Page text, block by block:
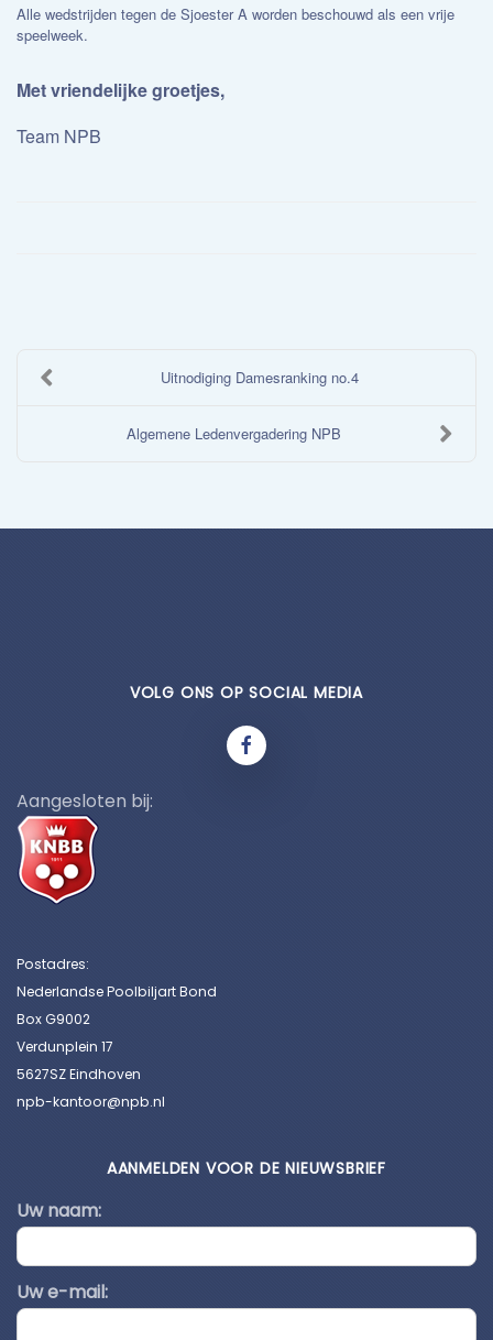
Alle wedstrijden tegen de Sjoester A worden beschouwd als een vrije
speelweek.
Met vriendelijke groetjes,
Team NPB
​Uitnodiging Damesranking no.4
Algemene Ledenvergadering NPB
VOLG ONS OP SOCIAL MEDIA
Aangesloten bij:
Postadres:
Nederlandse Poolbiljart Bond
Box G9002
Verdunplein 17
5627SZ Eindhoven
npb-kantoor@npb.nl
AANMELDEN VOOR DE NIEUWSBRIEF
Uw naam:
Uw e-mail: